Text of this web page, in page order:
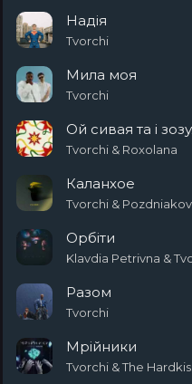
Надія
Tvorchi
Мила моя
Tvorchi
Ой сивая та і
Tvorchi & Roxolana
Каланхое
Tvorchi & Pozdniakov
Орбіти
Klavdia Petrivna &
Разом
Tvorchi
Мрійники
Tvorchi & The